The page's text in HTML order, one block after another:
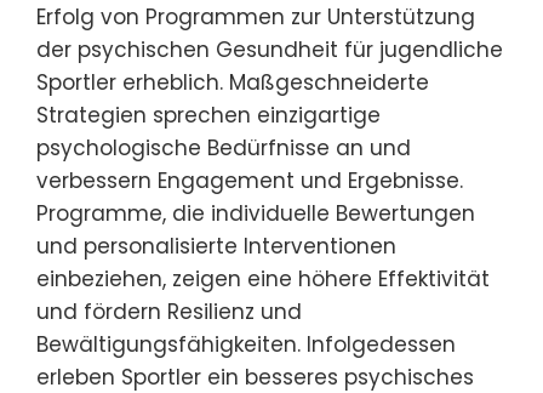
Erfolg von Programmen zur Unterstützung
der psychischen Gesundheit für jugendliche
Sportler erheblich. Maßgeschneiderte
Strategien sprechen einzigartige
psychologische Bedürfnisse an und
verbessern Engagement und Ergebnisse.
Programme, die individuelle Bewertungen
und personalisierte Interventionen
einbeziehen, zeigen eine höhere Effektivität
und fördern Resilienz und
Bewältigungsfähigkeiten. Infolgedessen
erleben Sportler ein besseres psychisches